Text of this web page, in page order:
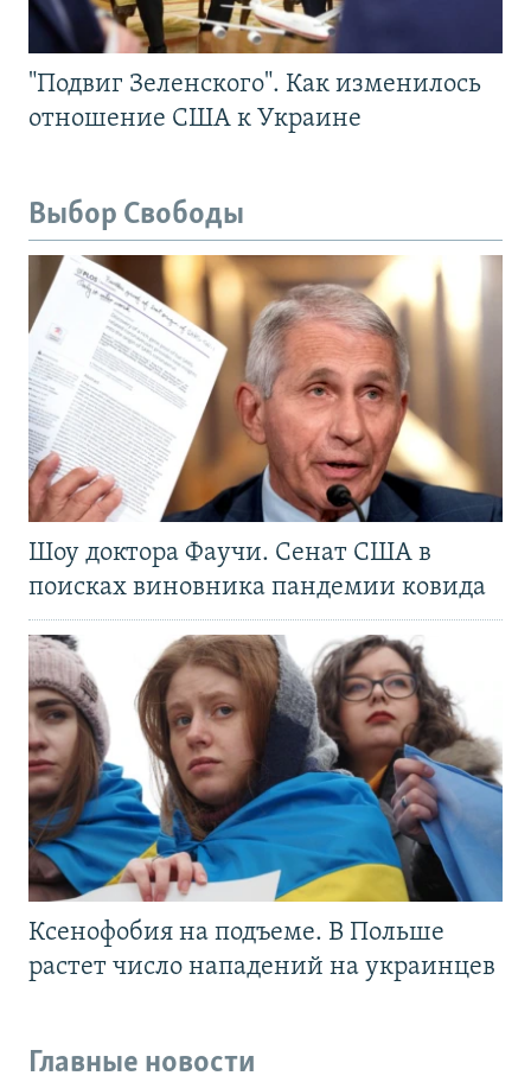
"Подвиг Зеленского". Как изменилось
отношение США к Украине
Выбор Свободы
Шоу доктора Фаучи. Сенат США в
поисках виновника пандемии ковида
Ксенофобия на подъеме. В Польше
растет число нападений на украинцев
Главные новости